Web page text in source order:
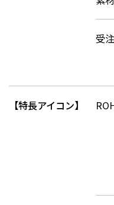
受
【特長アイコン】